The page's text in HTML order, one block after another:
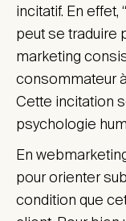
incitatif. En effet,
peut se traduire
marketing
consommateur
Cette incitation
psychologie
En
pour orienter
condition que